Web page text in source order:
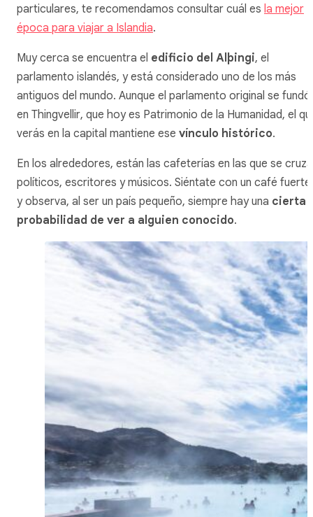
particulares, te recomendamos consultar cuál es la mejor
época para viajar a Islandia.
Muy cerca se encuentra el edificio del Alþingi, el
parlamento islandés, y está considerado uno de los más
antiguos del mundo. Aunque el parlamento original se fundó
en Thingvellir, que hoy es Patrimonio de la Humanidad, el
verás en la capital mantiene ese vínculo histórico.
En los alrededores, están las cafeterías en las que se
políticos, escritores y músicos. Siéntate con un café fuerte
y observa, al ser un país pequeño, siempre hay una cierta
probabilidad de ver a alguien conocido.